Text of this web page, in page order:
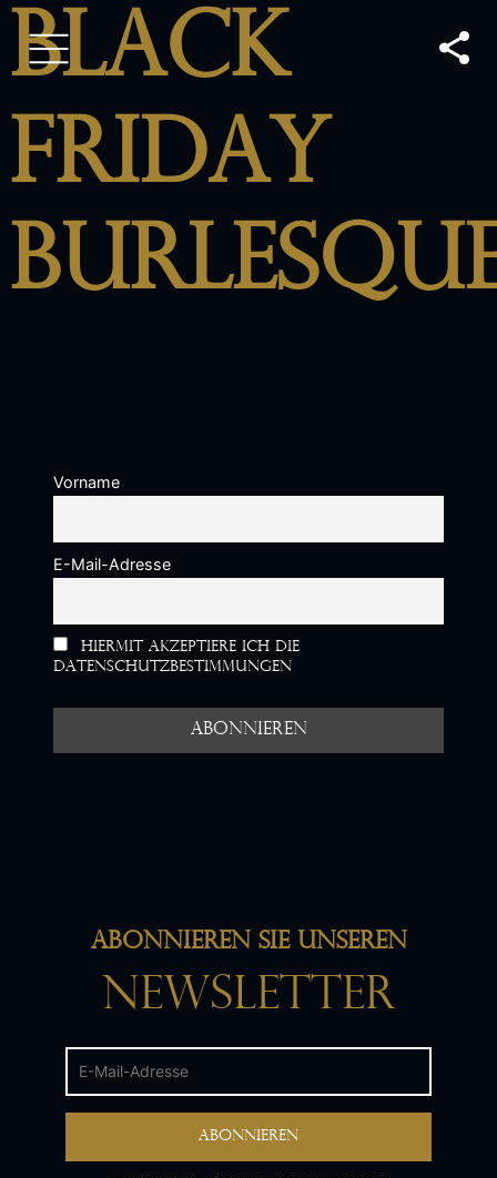
Black
Friday
Vorname
E-Mail-Adresse
Hiermit akzeptiere ich die
Datenschutzbestimmungen
Abonnieren Sie unseren
Newsletter